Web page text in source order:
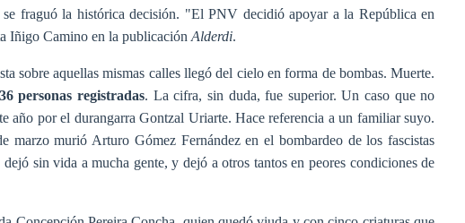
fraguó la histórica decisión. "El PNV decidió apoyar a la República en
Iñigo Camino en la publicación Alderdi.
sobre aquellas mismas calles llegó del cielo en forma de bombas. Muerte.
personas registradas. La cifra, sin duda, fue superior. Un caso que no
año por el durangarra Gontzal Uriarte. Hace referencia a un familiar suyo.
murió Arturo Gómez Fernández en el bombardeo de los fascistas
sin vida a mucha gente, y dejó a otros tantos en peores condiciones de